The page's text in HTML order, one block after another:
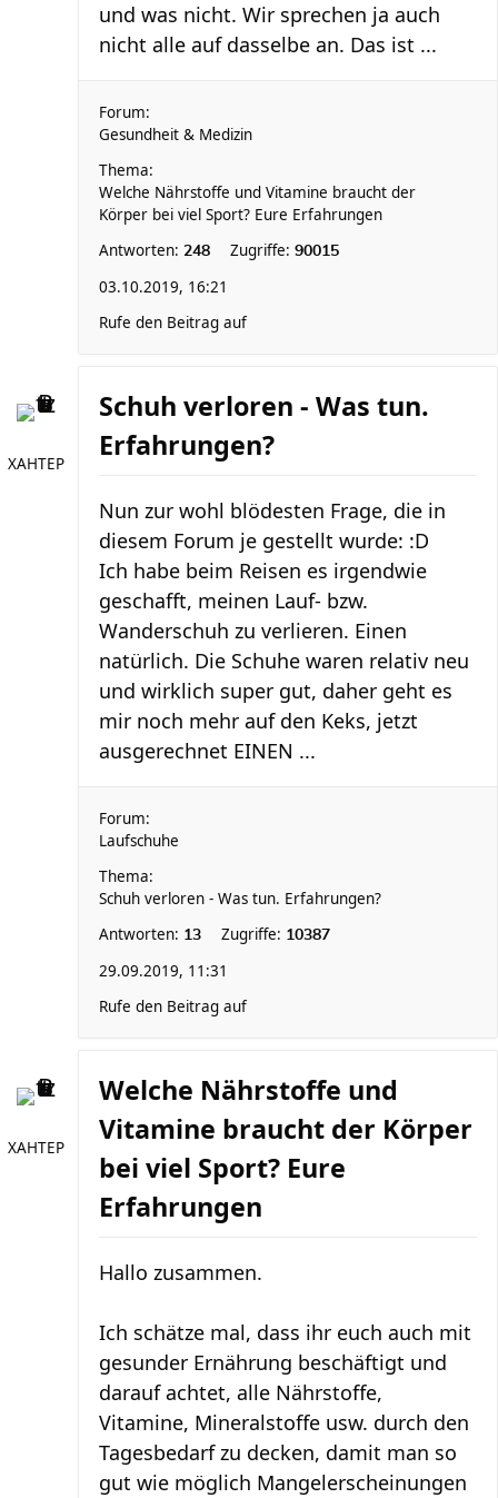
und was nicht. Wir sprechen ja auch
nicht alle auf dasselbe an. Das ist ...
Forum:
Gesundheit & Medizin
Thema:
Welche Nährstoffe und Vitamine braucht der
Körper bei viel Sport? Eure Erfahrungen
Antworten: 248 Zugriffe: 90015
03.10.2019, 16:21
Rufe den Beitrag auf
XAHTEP
Schuh verloren - Was tun.
Erfahrungen?
Nun zur wohl blödesten Frage, die in
diesem Forum je gestellt wurde: :D
Ich habe beim Reisen es irgendwie
geschafft, meinen Lauf- bzw.
Wanderschuh zu verlieren. Einen
natürlich. Die Schuhe waren relativ neu
und wirklich super gut, daher geht es
mir noch mehr auf den Keks, jetzt
ausgerechnet EINEN ...
Forum:
Laufschuhe
Thema:
Schuh verloren - Was tun. Erfahrungen?
Antworten: 13 Zugriffe: 10387
29.09.2019, 11:31
Rufe den Beitrag auf
XAHTEP
Welche Nährstoffe und
Vitamine braucht der Körper
bei viel Sport? Eure
Erfahrungen
Hallo zusammen.
Ich schätze mal, dass ihr euch auch mit
gesunder Ernährung beschäftigt und
darauf achtet, alle Nährstoffe,
Vitamine, Mineralstoffe usw. durch den
Tagesbedarf zu decken, damit man so
gut wie möglich Mangelerscheinungen